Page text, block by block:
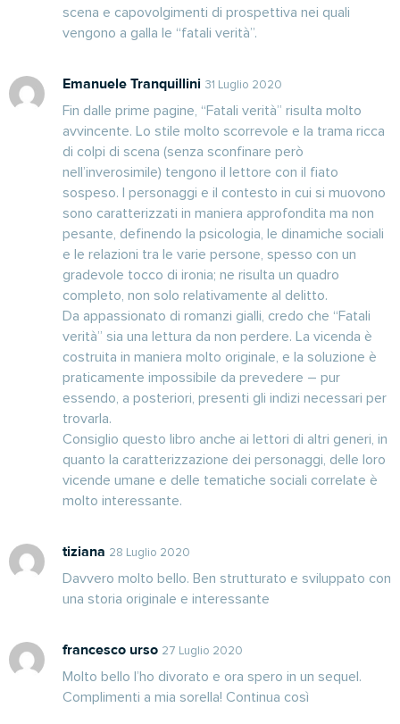
scena e capovolgimenti di prospettiva nei quali
vengono a galla le “fatali verità”.
Emanuele Tranquillini 31 Luglio 2020
Fin dalle prime pagine, “Fatali verità” risulta molto
avvincente. Lo stile molto scorrevole e la trama ricca
di colpi di scena (senza sconfinare però
nell’inverosimile) tengono il lettore con il fiato
sospeso. I personaggi e il contesto in cui si muovono
sono caratterizzati in maniera approfondita ma non
pesante, definendo la psicologia, le dinamiche sociali
e le relazioni tra le varie persone, spesso con un
gradevole tocco di ironia; ne risulta un quadro
completo, non solo relativamente al delitto.
Da appassionato di romanzi gialli, credo che “Fatali
verità” sia una lettura da non perdere. La vicenda è
costruita in maniera molto originale, e la soluzione è
praticamente impossibile da prevedere – pur
essendo, a posteriori, presenti gli indizi necessari per
trovarla.
Consiglio questo libro anche ai lettori di altri generi, in
quanto la caratterizzazione dei personaggi, delle loro
vicende umane e delle tematiche sociali correlate è
molto interessante.
tiziana 28 Luglio 2020
Davvero molto bello. Ben strutturato e sviluppato con
una storia originale e interessante
francesco urso 27 Luglio 2020
Molto bello l’ho divorato e ora spero in un sequel.
Complimenti a mia sorella! Continua così